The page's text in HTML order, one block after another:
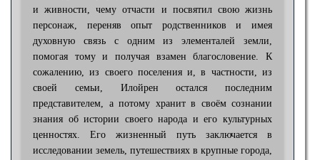
и живности, чему отчасти и посвятил свою жизнь
персонаж, переняв опыт родственников и имея
духовную связь с одним из элементалей земли,
помогая тому и получая взамен благословение. К
сожалению, из своего поселения и, в частности, из
своей семьи, Илойрен остался последним
представителем, а потому хранит в своём сознании
знания об истории своего народа и его культурных
ценностях. Его жизненный путь заключается в
исследовании земель, путешествиях в крупные города,